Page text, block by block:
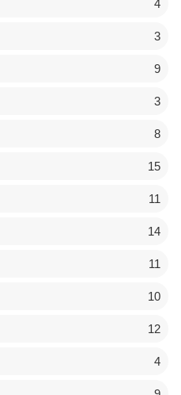
4
3
9
3
8
15
11
14
11
10
12
4